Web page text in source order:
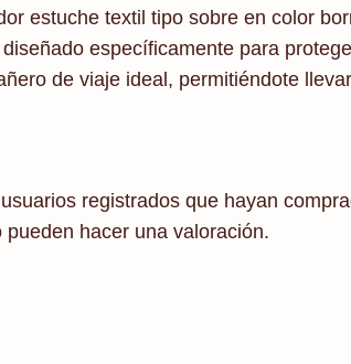
estuche textil tipo sobre en color
específicamente para
de viaje ideal, permitiéndote
registrados que hayan
pueden hacer una valoración.